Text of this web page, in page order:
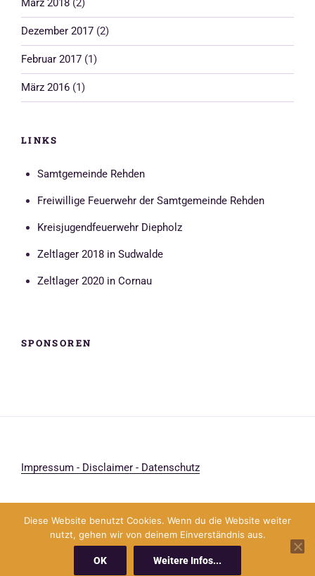
März 2018 (2)
Dezember 2017 (2)
Februar 2017 (1)
März 2016 (1)
LINKS
Samtgemeinde Rehden
Freiwillige Feuerwehr der Samtgemeinde Rehden
Kreisjugendfeuerwehr Diepholz
Zeltlager 2018 in Sudwalde
Zeltlager 2020 in Cornau
SPONSOREN
Impressum - Disclaimer - Datenschutz
FacebookInstagram
E-
WhatsappFacebook
Diese Website benutzt Cookies. Wenn du die Website weiter
nutzt, gehen wir von deinem Einverständnis aus.
OK Weitere Infos...